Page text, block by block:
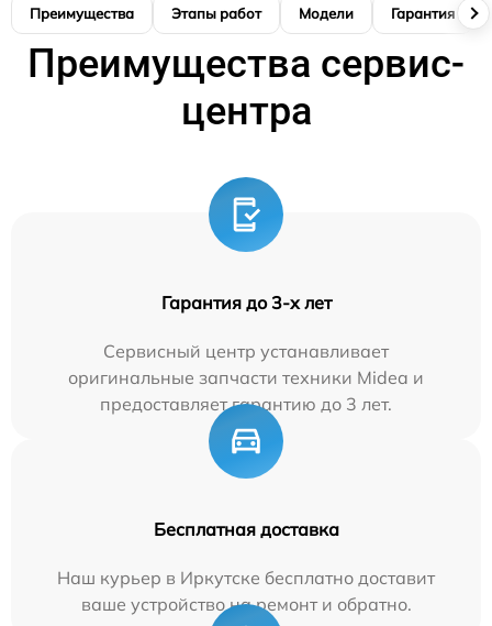
Преимущества Этапы работ Модели Гарантия
Преимущества сервис-
центра
Гарантия до 3-х лет
Сервисный центр устанавливает
оригинальные запчасти техники Midea и
предоставляет гарантию до 3 лет.
Бесплатная доставка
Наш курьер в Иркутске бесплатно доставит
ваше устройство на ремонт и обратно.